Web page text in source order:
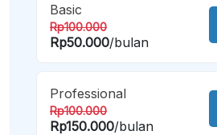
Basic
Rp100.000
Rp50.000/bulan
Professional
Rp100.000
Rp150.000/bulan